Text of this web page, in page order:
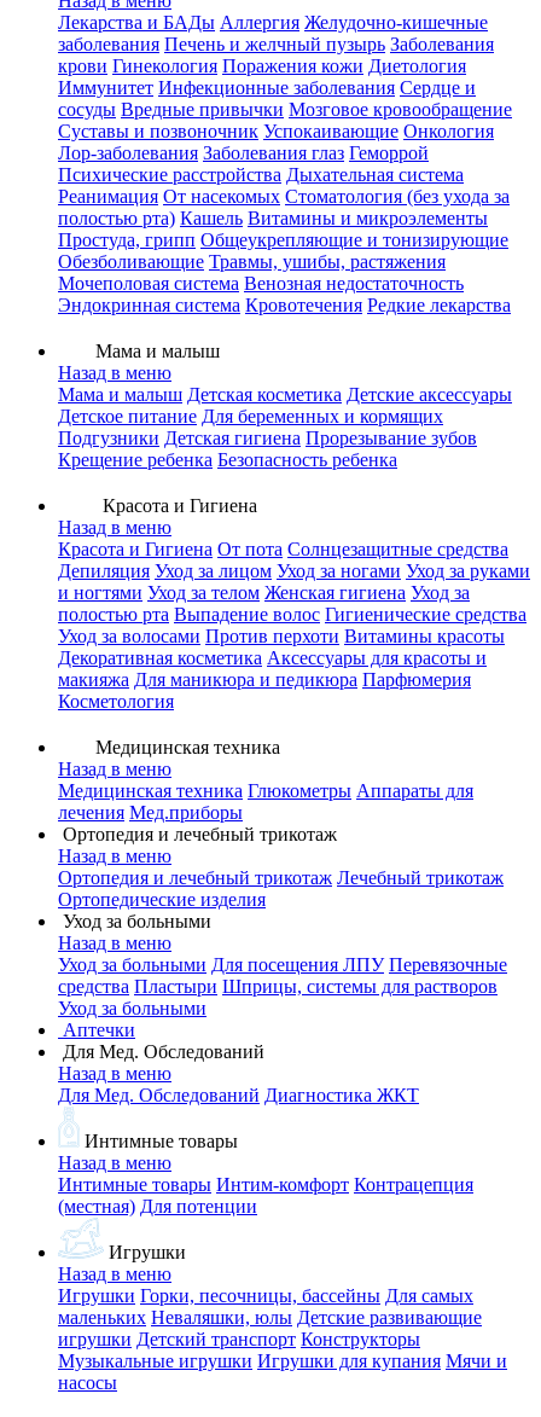
Лекарства и БАДы Аллергия Желудочно-кишечные
заболевания Печень и желчный пузырь Заболевания
крови Гинекология Поражения кожи Диетология
Иммунитет Инфекционные заболевания Сердце и
сосуды Вредные привычки Мозговое кровообращение
Суставы и позвоночник Успокаивающие Онкология
Лор-заболевания Заболевания глаз Геморрой
Психические расстройства Дыхательная система
Реанимация От насекомых Стоматология (без ухода за
полостью рта) Кашель Витамины и микроэлементы
Простуда, грипп Общеукрепляющие и тонизирующие
Обезболивающие Травмы, ушибы, растяжения
Мочеполовая система Венозная недостаточность
Эндокринная система Кровотечения Редкие лекарства
Мама и малыш
Назад в меню
Мама и малыш Детская косметика Детские аксессуары
Детское питание Для беременных и кормящих
Подгузники Детская гигиена Прорезывание зубов
Крещение ребенка Безопасность ребенка
Красота и Гигиена
Назад в меню
Красота и Гигиена От пота Солнцезащитные средства
Депиляция Уход за лицом Уход за ногами Уход за руками
и ногтями Уход за телом Женская гигиена Уход за
полостью рта Выпадение волос Гигиенические средства
Уход за волосами Против перхоти Витамины красоты
Декоративная косметика Аксессуары для красоты и
макияжа Для маникюра и педикюра Парфюмерия
Косметология
Медицинская техника
Назад в меню
Медицинская техника Глюкометры Аппараты для
лечения Мед.приборы
Ортопедия и лечебный трикотаж
Назад в меню
Ортопедия и лечебный трикотаж Лечебный трикотаж
Ортопедические изделия
Уход за больными
Назад в меню
Уход за больными Для посещения ЛПУ Перевязочные
средства Пластыри Шприцы, системы для растворов
Уход за больными
Аптечки
Для Мед. Обследований
Назад в меню
Для Мед. Обследований Диагностика ЖКТ
Интимные товары
Назад в меню
Интимные товары Интим-комфорт Контрацепция
(местная) Для потенции
Игрушки
Назад в меню
Игрушки Горки, песочницы, бассейны Для самых
маленьких Неваляшки, юлы Детские развивающие
игрушки Детский транспорт Конструкторы
Музыкальные игрушки Игрушки для купания Мячи и
насосы